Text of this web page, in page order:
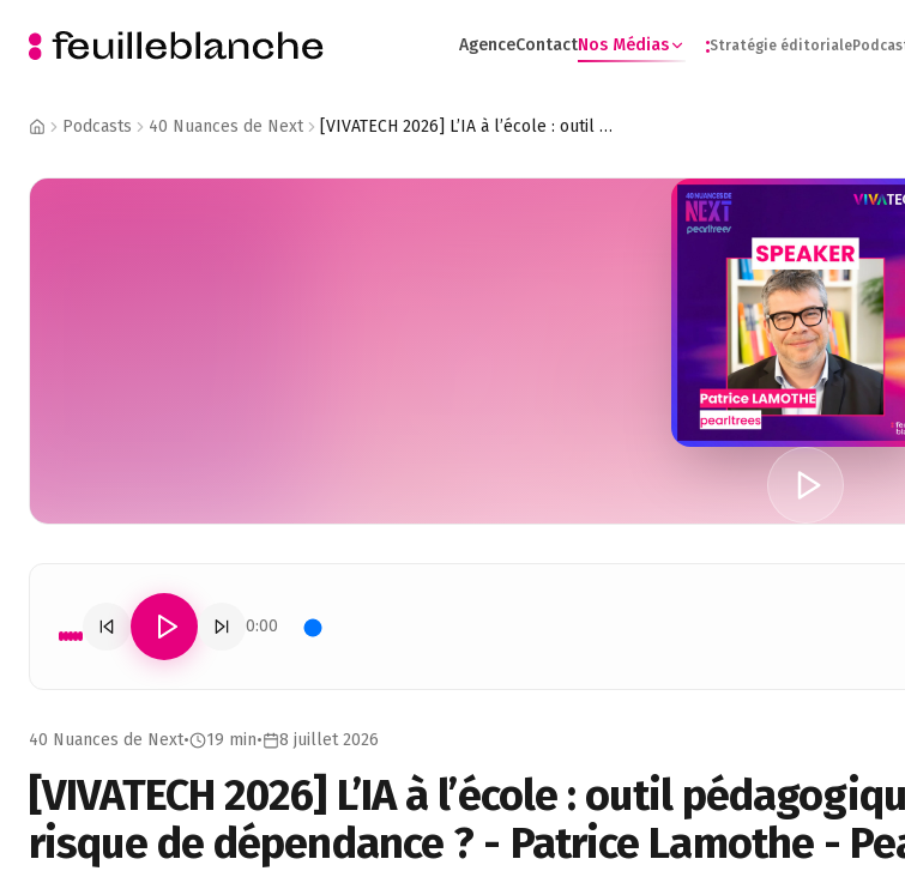
AgenceContactNos Médias :Stratégie éditoriale
Podcasts 40 Nuances de Next [VIVATECH 2026] L’IA à l’école : outil pédagogique ou risque de dépendance ? - Patrice Lamothe - Pearltrees
0:00
40 Nuances de Next• 19 min• 8 juillet 2026
[VIVATECH 2026] L’IA à l’école : outil
risque de dépendance ? - Patrice Lamothe -